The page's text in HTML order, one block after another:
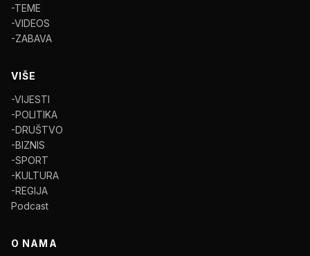
-TEME
-VIDEOS
-ZABAVA
VIŠE
-VIJESTI
-POLITIKA
-DRUŠTVO
-BIZNIS
-SPORT
-KULTURA
-REGIJA
Podcast
O NAMA